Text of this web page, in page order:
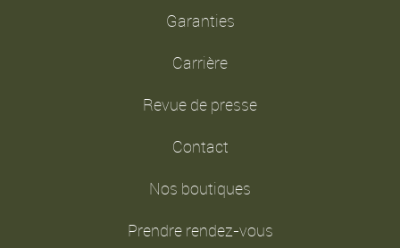
Garanties
Carrière
Revue de presse
Contact
Nos boutiques
Prendre rendez-vous